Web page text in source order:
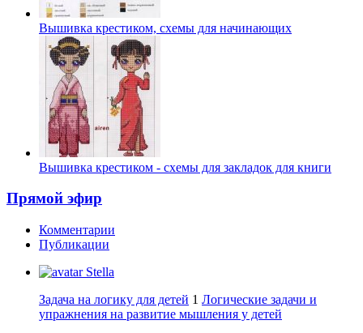
Вышивка крестиком, схемы для начинающих
Вышивка крестиком - схемы для закладок для книги
Прямой эфир
Комментарии
Публикации
Stella
Задача на логику для детей 1 Логические задачи и
упражнения на развитие мышления у детей